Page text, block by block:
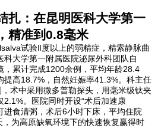
扎：在昆明医科大学第一
精准到0.8毫米
试验Ⅱ度以上的弱精症，精索静脉曲
大学第一附属医院泌尿外科团队自
，累计完成1200余例，平均年龄28.4
提高18.7%，自然妊娠率41.3%。科主任
术中采用微多普勒探头，用毫米级钛夹
。医院同时开设“术后加速康
进食清粥，术后6小时下床，平均住院
为高原缺氧环境下的快速恢复赢得时